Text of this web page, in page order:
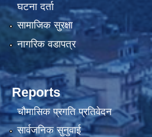
घटना दर्ता
सामाजिक सुरक्षा
नागरिक वडापत्र
Reports
चौमासिक प्रगति प्रतिवेदन
सार्वजनिक सुनुवाई